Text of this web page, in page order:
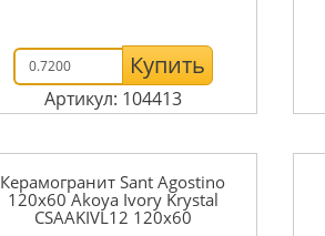
Купить
Артикул: 104413
Керамогранит Sant Agostino
120x60 Akoya Ivory Krystal
CSAAKIVL12 120x60